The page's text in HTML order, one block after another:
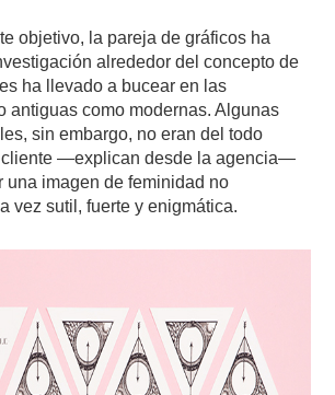
objetivo, la pareja de gráficos ha
alrededor del concepto de
ha llevado a bucear en las
antiguas como modernas. Algunas
sin embargo, no eran del todo
cliente —explican desde la agencia—
una imagen de feminidad no
vez sutil, fuerte y enigmática.